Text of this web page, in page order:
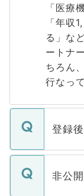
「医療
「年収
る」な
ートナ
ちろん
行なっ
登録
ご登録
登録内
非公